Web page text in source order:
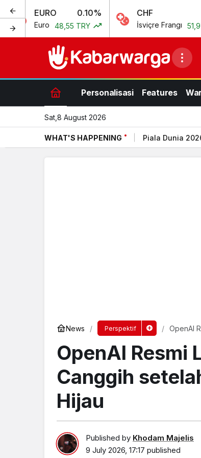
EURO 0.10%
Euro 48,55 TRY
CHF
İsviçre Frangı 51,97 TRY
Personalisasi Features
Sat,8 August 2026
WHAT'S HAPPENING Piala Dunia
News Perspektif
OpenAI
OpenAI Resmi
Canggih
Hijau
Published by Khodam Majelis
9 July 2026, 17:17 published